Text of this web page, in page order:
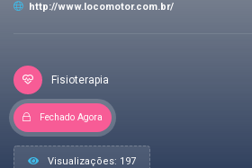
http://www.locomotor.com.br/
Fisioterapia
Fechado Agora
Visualizações: 197